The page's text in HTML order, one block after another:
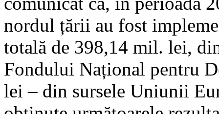
nordul țării au fost
totală de 398,14 mil. lei,
Fondului Național pentru
lei – din sursele Uniunii